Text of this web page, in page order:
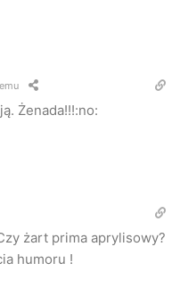
Żenada!!!:no:
żart prima aprylisowy?
humoru !